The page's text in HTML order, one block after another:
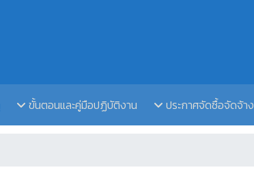
ขั้นตอนและคู่มือปฏิบัติงาน ประกาศจัดซื้อจัดจ้าง